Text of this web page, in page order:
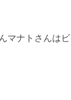
マナトさんはビ